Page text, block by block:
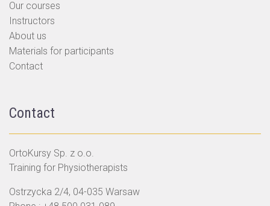
Our courses
Instructors
About us
Materials for participants
Contact
Contact
OrtoKursy Sp. z o.o.
Training for Physiotherapists
Ostrzycka 2/4, 04-035 Warsaw